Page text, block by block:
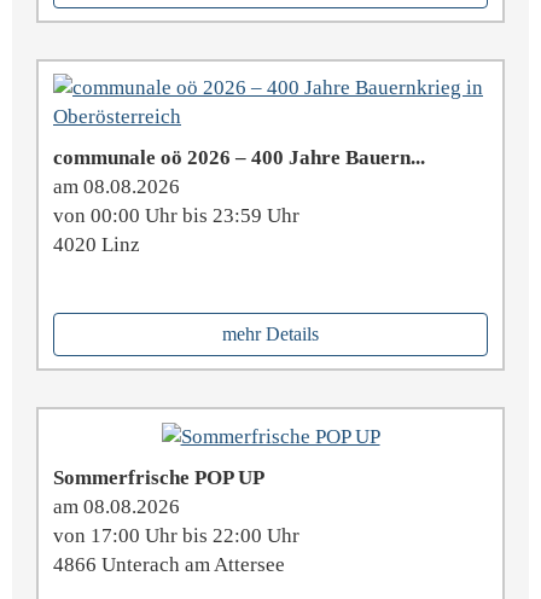
communale oö 2026 – 400 Jahre Bauern...
am 08.08.2026
von 00:00 Uhr bis 23:59 Uhr
4020 Linz
mehr Details
Sommerfrische POP UP
am 08.08.2026
von 17:00 Uhr bis 22:00 Uhr
4866 Unterach am Attersee